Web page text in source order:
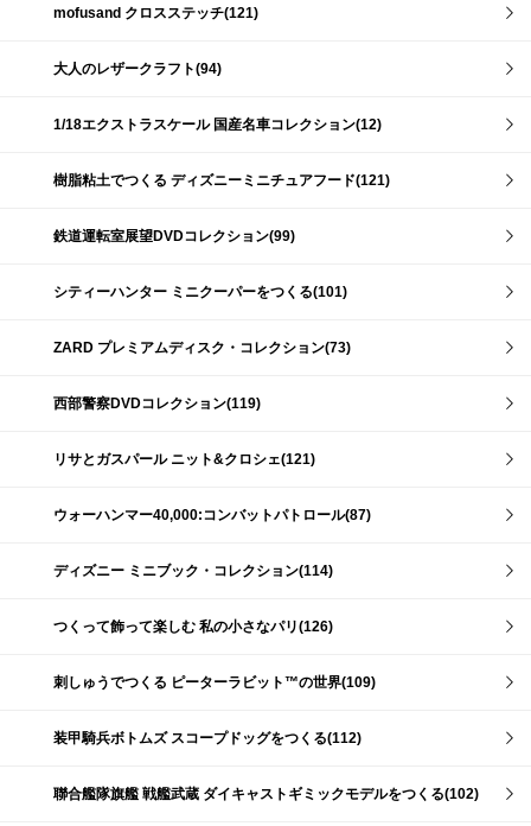
mofusand クロスステッチ(121)
大人のレザークラフト(94)
1/18エクストラスケール 国産名車コレクション(12)
樹脂粘土でつくる ディズニーミニチュアフード(121)
鉄道運転室展望DVDコレクション(99)
シティーハンター ミニクーパーをつくる(101)
ZARD プレミアムディスク・コレクション(73)
西部警察DVDコレクション(119)
リサとガスパール ニット&クロシェ(121)
ウォーハンマー40,000:コンバットパトロール(87)
ディズニー ミニブック・コレクション(114)
つくって飾って楽しむ 私の小さなパリ(126)
刺しゅうでつくる ピーターラビット™の世界(109)
装甲騎兵ボトムズ スコープドッグをつくる(112)
聯合艦隊旗艦 戦艦武蔵 ダイキャストギミックモデルをつくる(102)